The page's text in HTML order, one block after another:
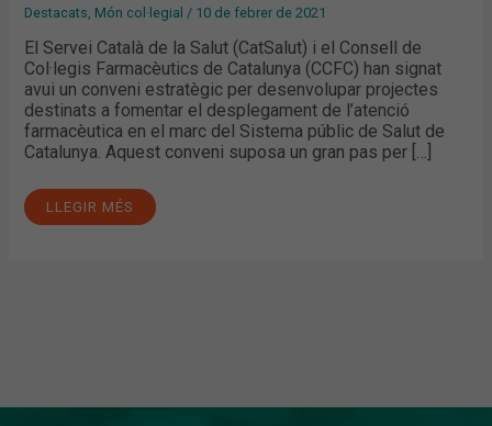
Destacats Món col·legial / 10 de febrer de 2021
El Servei Català de la Salut (CatSalut) i el Consell de
Col·legis Farmacèutics de Catalunya (CCFC) han signat
avui un conveni estratègic per desenvolupar projectes
destinats a fomentar el desplegament de l’atenció
farmacèutica en el marc del Sistema públic de Salut de
Catalunya. Aquest conveni suposa un gran pas per […]
LLEGIR MÉS